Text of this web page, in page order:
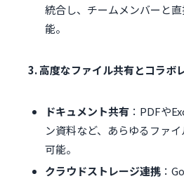
統合し、チームメンバーと
能。
3. 高度なファイル共有とコラボ
ドキュメント共有 ：PDFや
ン資料など、あらゆるファ
可能。
クラウドストレージ連携 ：